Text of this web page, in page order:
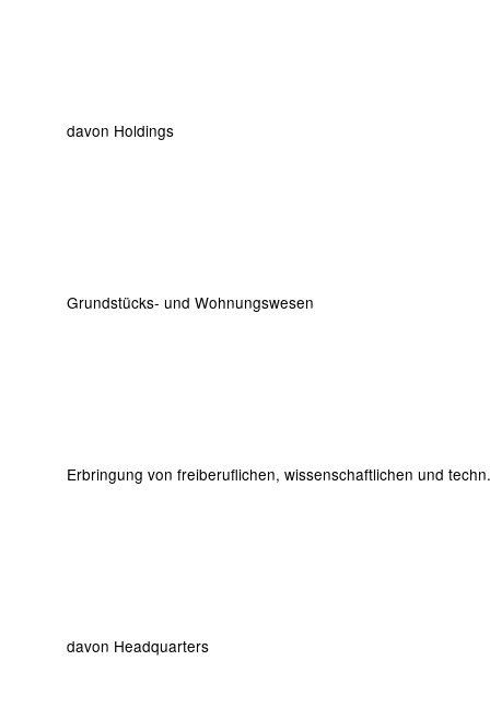
davon Holdings
Grundstücks- und Wohnungswesen
Erbringung von freiberuflichen, wissenschaftlichen und
davon Headquarters